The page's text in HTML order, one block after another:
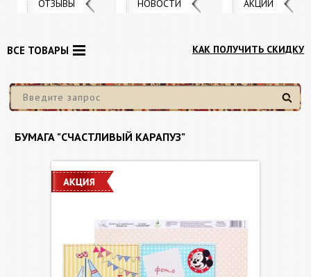
ОТЗЫВЫ НОВОСТИ АКЦИИ
КАК ПОЛУЧИТЬ СКИДКУ
Найти
ВСЕ ТОВАРЫ
БУМАГА "СЧАСТЛИВЫЙ КАРАПУЗ"